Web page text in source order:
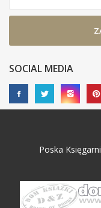
SOCIAL MEDIA
Poska